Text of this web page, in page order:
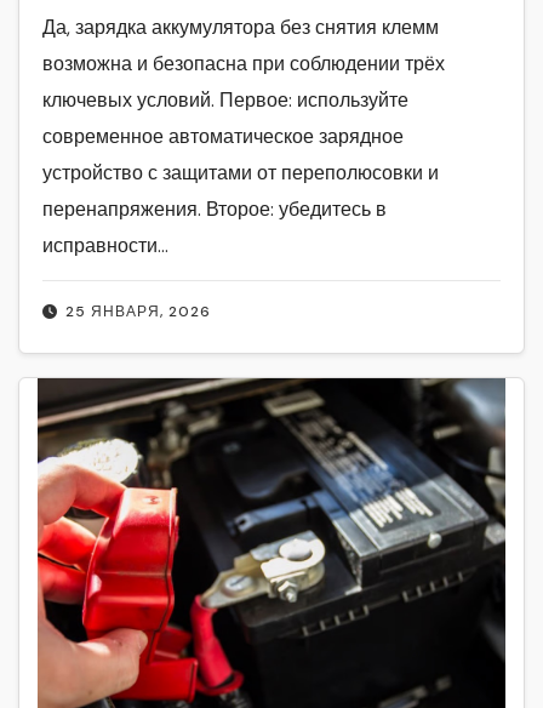
25 ЯНВАРЯ, 2026
Да, зарядка аккумулятора без снятия клемм
возможна и безопасна при соблюдении трёх
ключевых условий. Первое: используйте
современное автоматическое зарядное
устройство с защитами от переполюсовки и
перенапряжения. Второе: убедитесь в
исправности…